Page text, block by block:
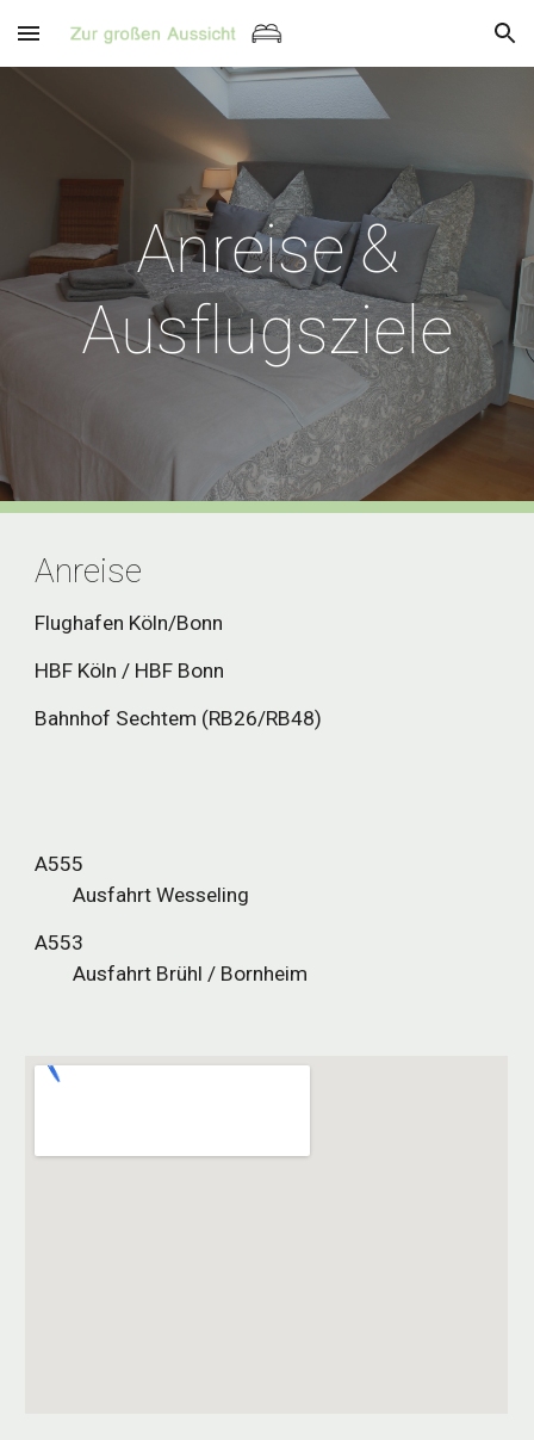
Skip to main content Skip to navigation
Anreise &
Ausflugsziele
Anreise
Flughafen Köln/Bonn
HBF Köln / HBF Bonn
Bahnhof Sechtem (RB26/RB48)
A555
Ausfahrt Wesseling
A553
Ausfahrt Brühl / Bornheim